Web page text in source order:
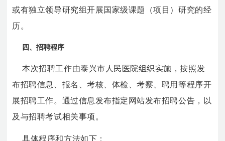
或有独立领导研究组开展国家级课题（项目）研究的经
历。
四、招聘程序
本次招聘工作由泰兴市人民医院组织实施，按照发
布招聘信息、报名、考核、体检、考察、聘用等程序开
展招聘工作。通过信息发布指定网站发布招聘公告，以
及与招聘考试相关事项。
具体程序和方法如下：